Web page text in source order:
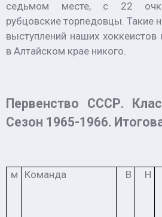
седьмом месте, с 22
рубцовские торпедовцы. Такие
выступлений наших
в Алтайском крае никого.
Первенство СССР.
Сезон 1965-1966.
м Команда В Н